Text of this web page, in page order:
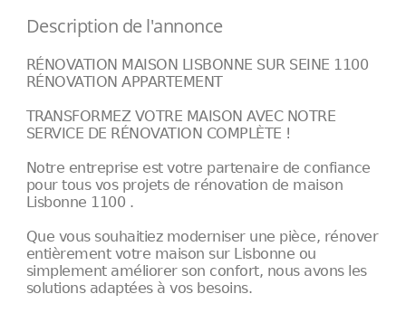
Description de l'annonce
RÉNOVATION MAISON LISBONNE SUR SEINE 1100
RÉNOVATION APPARTEMENT
TRANSFORMEZ VOTRE MAISON AVEC NOTRE
SERVICE DE RÉNOVATION COMPLÈTE !
Notre entreprise est votre partenaire de confiance
pour tous vos projets de rénovation de maison
Lisbonne 1100 .
Que vous souhaitiez moderniser une pièce, rénover
entièrement votre maison sur Lisbonne ou
simplement améliorer son confort, nous avons les
solutions adaptées à vos besoins.